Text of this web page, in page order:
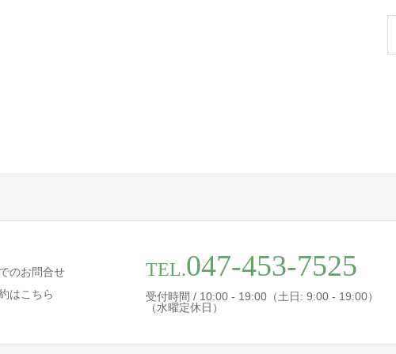
のお問合せ
はこちら
TEL.047-453-7525
受付時間 / 10:00 - 19:00（土日: 9:00 - 19:00）
（水曜定休日）